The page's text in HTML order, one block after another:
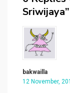
Sriwijaya”
bakwailla
12 November,